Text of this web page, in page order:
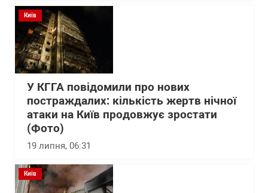
Київ
У КГГА повідомили про нових
постраждалих: кількість жертв нічної
атаки на Київ продовжує зростати
(Фото)
19 липня, 06:31
Київ